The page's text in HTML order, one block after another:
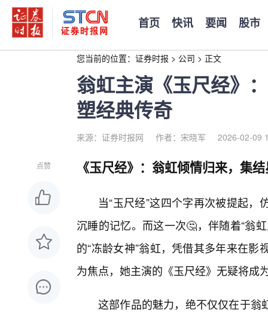
首页 快讯 要闻 股市
您当前的位置： 证券时报 > 公司 > 正文
翁虹主演《玉尺经》
塑经典传奇
来源：证券时报网 作者：宋晓军 2026-02-09
点赞 《玉尺经》：翁虹倾情归来，集
当“玉尺经”这四个字再次被提起
沉睡的记忆。而这一次🤔，伴随着“翁
的“冻龄女神”翁虹，凭借其多年来在
为焦点，她主演的《玉尺经》无疑将成
这部作品的魅力，绝不仅仅在于翁